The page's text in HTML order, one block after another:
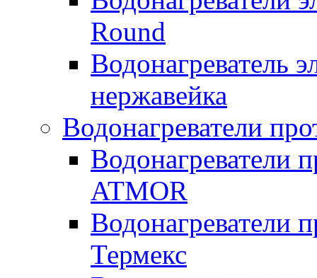
Round
Водонагреватель
нержавейка
Водонагреватели
Водонагреватели
ATMOR
Водонагреватели
Термекс